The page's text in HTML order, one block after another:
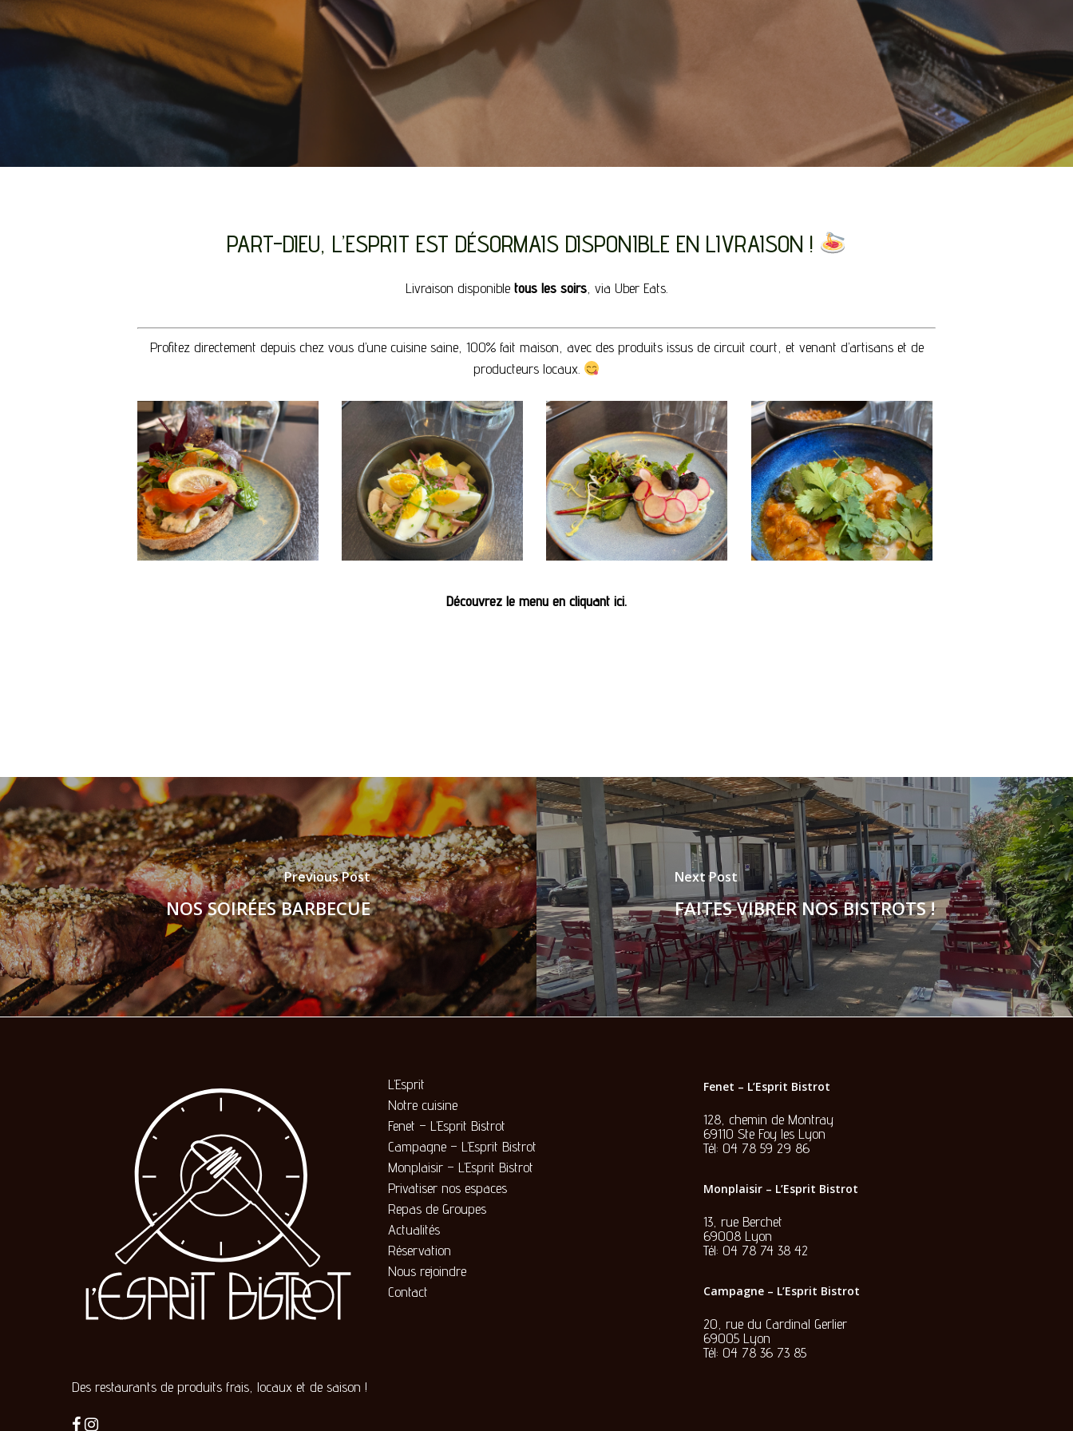
PART-DIEU, L’ESPRIT EST DÉSORMAIS DISPONIBLE EN LIVRAISON !
Livraison disponible tous les soirs , via Uber Eats.
Profitez directement depuis chez vous d’une cuisine saine, 100% fait maison, avec des produits issus de circuit court, et venant d’artisans et de
producteurs locaux.
Découvrez le menu en cliquant ici.
Previous Post
NOS SOIRÉES BARBECUE
Next Post
FAITES VIBRER NOS BISTROTS !
Des restaurants de produits frais, locaux et de saison !
L’Esprit
Notre cuisine
Fenet – L’Esprit Bistrot
Campagne – L’Esprit Bistrot
Monplaisir – L’Esprit Bistrot
Privatiser nos espaces
Repas de Groupes
Actualités
Réservation
Nous rejoindre
Contact
Fenet – L’Esprit Bistrot
128, chemin de Montray
69110 Ste Foy les Lyon
Tél: 04 78 59 29 86
Monplaisir – L’Esprit Bistrot
13, rue Berchet
69008 Lyon
Tél: 04 78 74 38 42
Campagne – L’Esprit Bistrot
20, rue du Cardinal Gerlier
69005 Lyon
Tél: 04 78 36 73 85